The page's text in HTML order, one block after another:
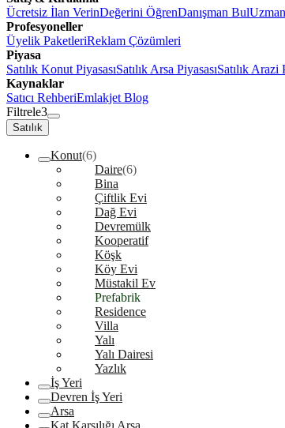
Ücretsiz İlan VerinDeğerini ÖğrenDanışman Bul
Profesyoneller
Üyelik PaketleriReklam Çözümleri
Piyasa
Satılık Konut PiyasasıSatılık Arsa PiyasasıSatılık Arazi
Kaynaklar
Satıcı RehberiEmlakjet Blog
Filtrele3
Satılık
Konut(6)
Daire(6)
Bina
Çiftlik Evi
Dağ Evi
Devremülk
Kooperatif
Köşk
Köy Evi
Müstakil Ev
Prefabrik
Residence
Villa
Yalı
Yalı Dairesi
Yazlık
İş Yeri
Devren İş Yeri
Arsa
Kat Karşılığı Arsa